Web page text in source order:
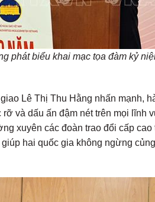
phát biểu khai mạc tọa đàm kỷ
Lê Thị Thu Hằng nhấn mạnh,
và dấu ấn đậm nét trên mọi lĩnh
xuyên các đoàn trao đổi cấp
hai quốc gia không ngừng